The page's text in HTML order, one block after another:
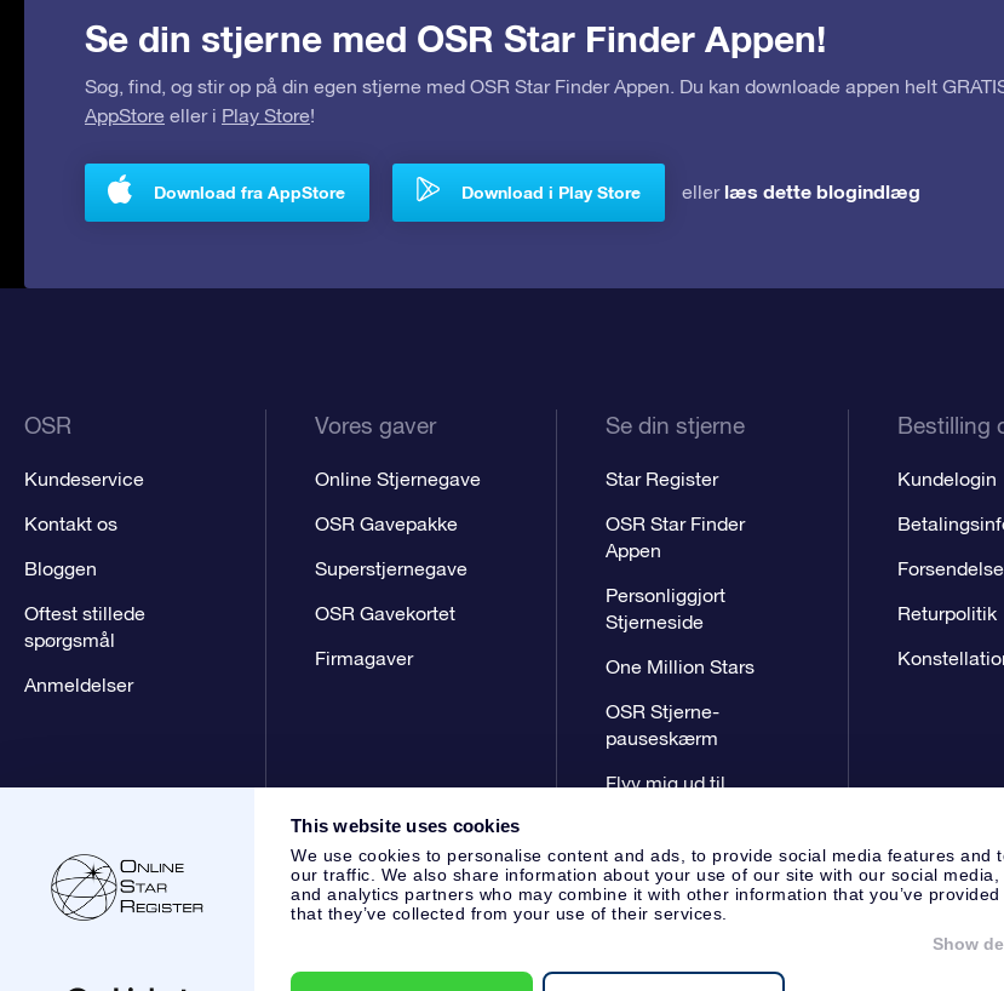
This website uses cookies
We use cookies to personalise content and ads, to provide social media features and
our traffic. We also share information about your use of our site with our social media,
and analytics partners who may combine it with other information that you’ve
that they’ve collected from your use of their services.
Show
Se din stjerne med OSR Star Finder Appen!
Søg, find, og stir op på din egen stjerne med OSR Star Finder Appen. Du kan downloade appen helt
AppStore eller i Play Store!
Download fra AppStore Download i Play Store eller læs dette blogindlæg
OSR
Kundeservice
Kontakt os
Bloggen
Oftest stillede
spørgsmål
Anmeldelser
Vores gaver
Online Stjernegave
OSR Gavepakke
Superstjernegave
OSR Gavekortet
Firmagaver
Se din stjerne
Star Register
OSR Star Finder
Appen
Personliggjort
Stjerneside
One Million Stars
OSR Stjerne-
pauseskærm
Flyv mig ud til
Bestilling
Kundelogin
Returpolitik